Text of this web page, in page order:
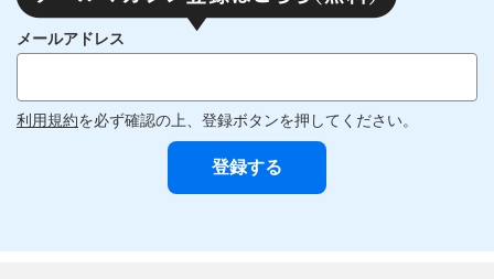
メールアドレス
利用規約を必ず確認の上、登録ボタンを押してください。